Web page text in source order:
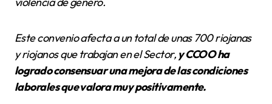
Este convenio afecta a un total de unas 700 riojanas
y riojanos que trabajan en el Sector, y CCOO ha
logrado consensuar una mejora de las condiciones
laborales que valora muy positivamente.